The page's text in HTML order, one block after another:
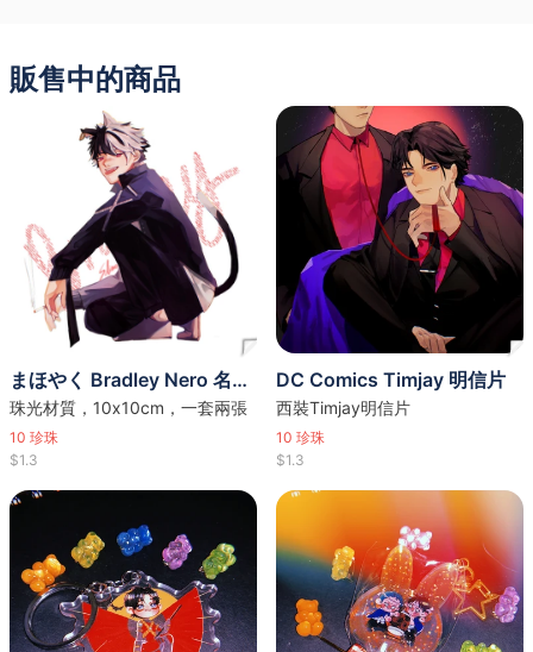
販售中的商品
まほやく Bradley Nero 名信片set
珠光材質，10x10cm，一套兩張
10 珍珠
$1.3
DC Comics Timjay 明信片
西裝Timjay明信片
10 珍珠
$1.3